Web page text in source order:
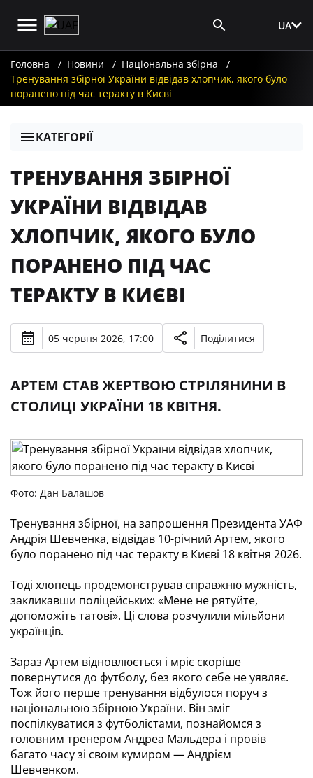
UA
Головна Новини
Національна збірна
Тренування збірної України відвідав хлопчик, якого було
поранено під час теракту в Києві
КАТЕГОРІЇ
ТРЕНУВАННЯ ЗБІРНОЇ
УКРАЇНИ ВІДВІДАВ
ХЛОПЧИК, ЯКОГО БУЛО
ПОРАНЕНО ПІД ЧАС
ТЕРАКТУ В КИЄВІ
05 червня 2026, 17:00 Поділитися
АРТЕМ СТАВ ЖЕРТВОЮ СТРІЛЯНИНИ В
СТОЛИЦІ УКРАЇНИ 18 КВІТНЯ.
Фото: Дан Балашов
Тренування збірної, на запрошення Президента УАФ
Андрія Шевченка, відвідав 10-річний Артем, якого
було поранено під час теракту в Києві 18 квітня 2026.
Тоді хлопець продемонстрував справжню мужність,
закликавши поліцейських: «Мене не рятуйте,
допоможіть татові». Ці слова розчулили мільйони
українців.
Зараз Артем відновлюється і мріє скоріше
повернутися до футболу, без якого себе не уявляє.
Тож його перше тренування відбулося поруч з
національною збірною України. Він зміг
поспілкуватися з футболістами, познайомся з
головним тренером Андреа Мальдера і провів
багато часу зі своїм кумиром — Андрієм
Шевченком.